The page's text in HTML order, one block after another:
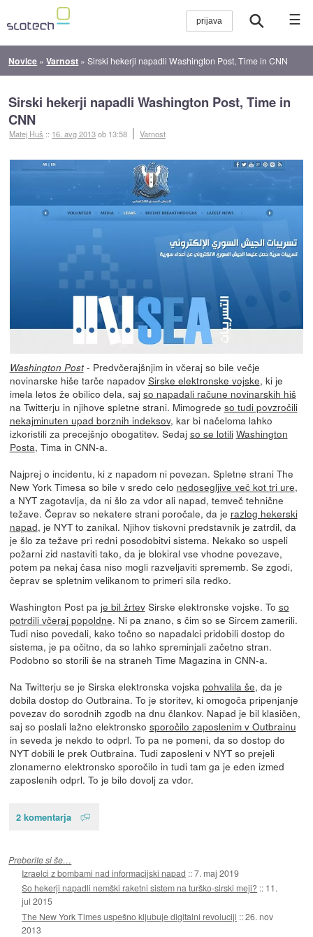
☰
Novice »Varnost »Sirski hekerji napadli Washington Post, Time in CNN
Sirski hekerji napadli Washington Post, Time in
CNN
Matej Huš :: 16. avg 2013ob 13:58 Varnost
Washington Post- Predvčerajšnjim in včeraj so bile večje
novinarske hiše tarče napadov Sirske elektronske vojske, ki je
imela letos že obilico dela, saj so napadali račune novinarskih hiš
na Twitterju in njihove spletne strani. Mimogrede so tudi povzročili
nekajminuten upad borznih indeksov, kar bi načeloma lahko
izkoristili za precejšnjo obogatitev. Sedaj so se lotili Washington
Posta, Tima in CNN-a.
Najprej o incidentu, ki z napadom ni povezan. Spletne strani The
New York Timesa so bile v sredo celo nedosegljive več kot tri ure,
a NYT zagotavlja, da ni šlo za vdor ali napad, temveč tehnične
težave. Čeprav so nekatere strani poročale, da je razlog hekerski
napad, je NYT to zanikal. Njihov tiskovni predstavnik je zatrdil, da
je šlo za težave pri redni posodobitvi sistema. Nekako so uspeli
požarni zid nastaviti tako, da je blokiral vse vhodne povezave,
potem pa nekaj časa niso mogli razveljaviti sprememb. Se zgodi,
čeprav se spletnim velikanom to primeri sila redko.
Washington Post pa je bil žrtevSirske elektronske vojske. To so
potrdili včeraj popoldne. Ni pa znano, s čim so se Sircem zamerili.
Tudi niso povedali, kako točno so napadalci pridobili dostop do
sistema, je pa očitno, da so lahko spreminjali začetno stran.
Podobno so storili še na straneh Time Magazina in CNN-a.
Na Twitterju se je Sirska elektronska vojska pohvalila še, da je
dobila dostop do Outbraina. To je storitev, ki omogoča pripenjanje
povezav do sorodnih zgodb na dnu člankov. Napad je bil klasičen,
saj so poslali lažno elektronsko sporočilo zaposlenim v Outbrainu
in seveda je nekdo to odprl. To pa ne pomeni, da so dostop do
NYT dobili le prek Outbraina. Tudi zaposleni v NYT so prejeli
zlonamerno elektronsko sporočilo in tudi tam ga je eden izmed
zaposlenih odprl. To je bilo dovolj za vdor.
2 komentarja
Preberite si še…
Izraelci z bombami nad informacijski napad ::7. maj 2019
So hekerji napadli nemški raketni sistem na turško-sirski meji? :: 11.
jul 2015
The New York Times uspešno kljubuje digitalni revoluciji ::26. nov
2013